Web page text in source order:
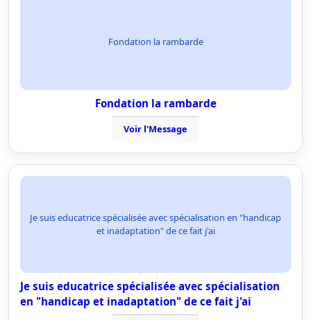
Fondation la rambarde
Fondation la rambarde
Voir l'Message
Je suis educatrice spécialisée avec spécialisation en "handicap
et inadaptation" de ce fait j'ai
Je suis educatrice spécialisée avec spécialisation
en "handicap et inadaptation" de ce fait j'ai